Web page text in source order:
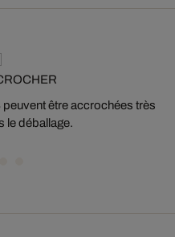
être accrochées très
le déballage.